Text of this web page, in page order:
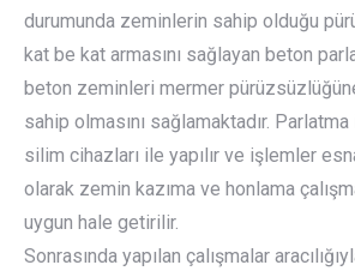
durumunda zeminlerin sahip olduğu
kat be kat armasını sağlayan beton
beton zeminleri mermer
sahip olmasını sağlamaktadır.
silim cihazları ile yapılır ve işlemler
olarak zemin kazıma ve honlama
uygun hale getirilir.
Sonrasında yapılan çalışmalar